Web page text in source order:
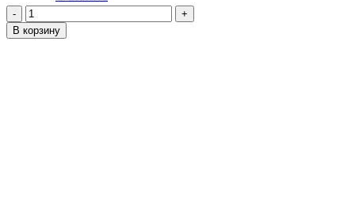
Количество
товара
Проставки
В корзину